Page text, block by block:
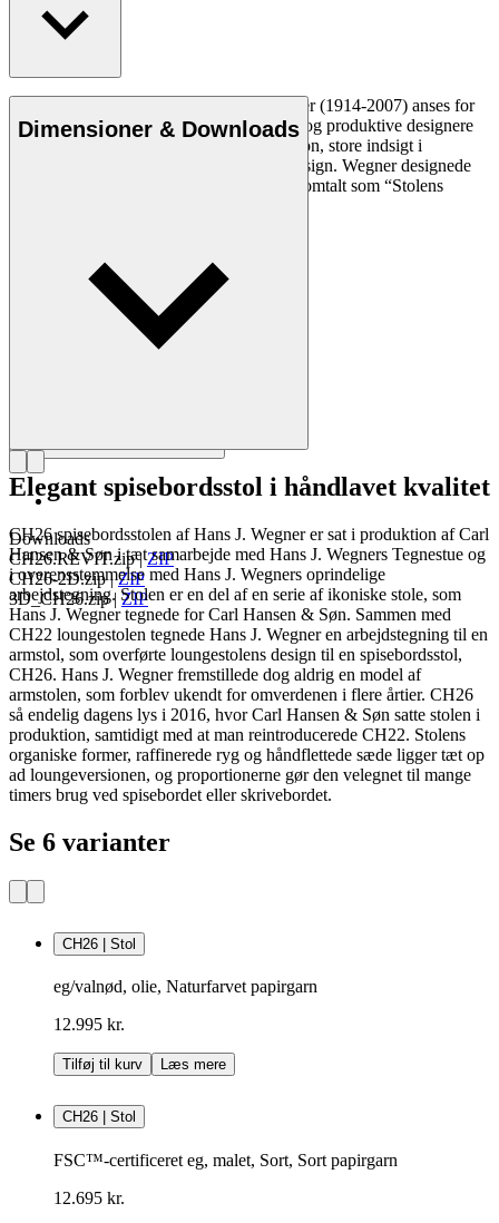
Den danske møbeldesigner Hans J. Wegner (1914-2007) anses for
at være en af de mest kreative, innovative og produktive designere
nogensinde. Han var kendt for sin præcision, store indsigt i
håndværk og kompromisløse tilgang til design. Wegner designede
næsten 500 stole i sin levetid og blev ofte omtalt som “Stolens
Dimensioner & Downloads
Downloads
CH26.REVIT.zip|ZIP
CH26-2D.zip|ZIP
3D_CH26.zip| ZIP
Elegant spisebordsstol i håndlavet kvalitet
CH26 spisebordsstolen af Hans J. Wegner er sat i produktion af Carl
Hansen & Søn i tæt samarbejde med Hans J. Wegners Tegnestue og
i overensstemmelse med Hans J. Wegners oprindelige
arbejdstegning. Stolen er en del af en serie af ikoniske stole, som
Hans J. Wegner tegnede for Carl Hansen & Søn. Sammen med
CH22 loungestolen tegnede Hans J. Wegner en arbejdstegning til en
armstol, som overførte loungestolens design til en spisebordsstol,
CH26. Hans J. Wegner fremstillede dog aldrig en model af
armstolen, som forblev ukendt for omverdenen i flere årtier. CH26
så endelig dagens lys i 2016, hvor Carl Hansen & Søn satte stolen i
produktion, samtidigt med at man reintroducerede CH22. Stolens
organiske former, raffinerede ryg og håndflettede sæde ligger tæt op
ad loungeversionen, og proportionerne gør den velegnet til mange
timers brug ved spisebordet eller skrivebordet.
Se 6 varianter
CH26 | Stol
eg/valnød, olie, Naturfarvet papirgarn
12.995 kr.
Tilføj til kurv Læs mere
CH26 | Stol
FSC™-certificeret eg, malet, Sort, Sort papirgarn
12.695 kr.